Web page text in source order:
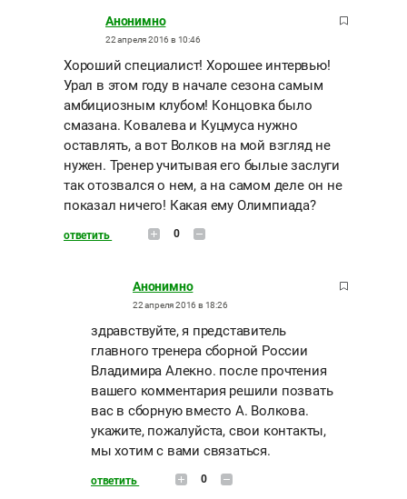
Анонимно
22 апреля 2016 в 10:46
Хороший специалист! Хорошее интервью!
Урал в этом году в начале сезона самым
амбициозным клубом! Концовка было
смазана. Ковалева и Куцмуса нужно
оставлять, а вот Волков на мой взгляд не
нужен. Тренер учитывая его былые заслуги
так отозвался о нем, а на самом деле он не
показал ничего! Какая ему Олимпиада?
ответить 0
Анонимно
22 апреля 2016 в 18:26
здравствуйте, я представитель
главного тренера сборной России
Владимира Алекно. после прочтения
вашего комментария решили позвать
вас в сборную вместо А. Волкова.
укажите, пожалуйста, свои контакты,
мы хотим с вами связаться.
ответить 0